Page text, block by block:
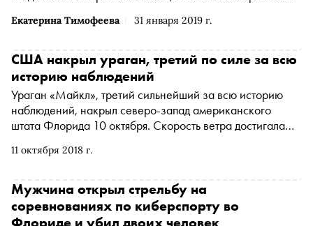
Екатерина Тимофеева 31 января 2019 г.
кредитному учреждению
11 октября 2018 г.
США накрыл ураган, третий по силе за всю
историю наблюдений
Ураган «Майкл», третий сильнейший за всю историю
наблюдений, накрыл северо-запад американского
штата Флорида 10 октября. Скорость ветра достигала
Мужчина открыл стрельбу на
соревнованиях по киберспорту во